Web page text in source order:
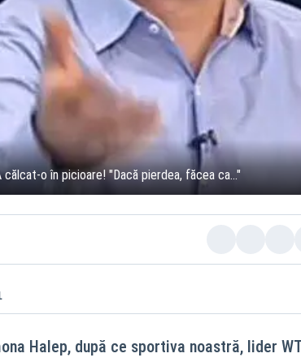
o în picioare! "Dacă pierdea, făcea ca..."
Halep, după ce sportiva noastră, lider